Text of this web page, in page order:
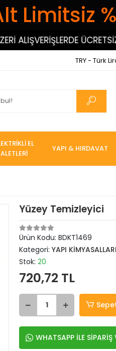
Limitsiz
ÜCRETSİZ
TRY - Türk
EL
ALETLERİ
YAPI & HIRDAVAT
Yüzey Temizleyici
Ürün Kodu: BDKT1469
Kategori: YAPI KİMYASALLARI
Stok: 20
720,72 TL
WHATSAPP İLE SİPARİŞ